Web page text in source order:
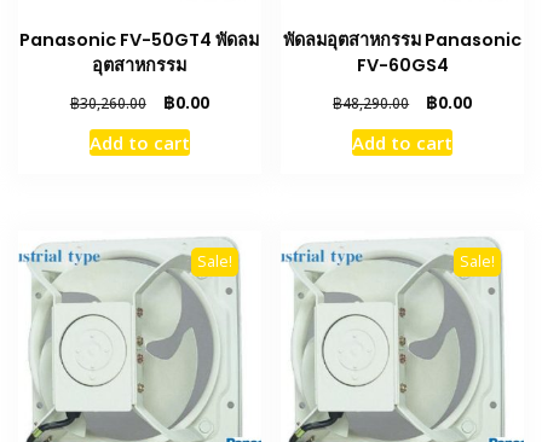
Panasonic FV-50GT4 พัดลม
อุตสาหกรรม
฿30,260.00
Original
price
was:
฿0.00Current
Add to cart
พัดลมอุตสาหกรรม Panasonic
FV-60GS4
฿48,290.00
Original
price
was:
฿0.00Current
Add to cart
Sale! Sale!